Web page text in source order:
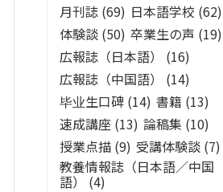
月刊誌 (69) 日本語学校 (62)
体験談 (50) 卒業生の声 (19)
広報誌（日本語） (16)
広報誌（中国語） (14)
毕业生口碑 (14) 書籍 (13)
速成講座 (13) 論稿集 (10)
授業点描 (9) 受講体験談 (7)
教養情報誌（日本語／中国
語） (4)